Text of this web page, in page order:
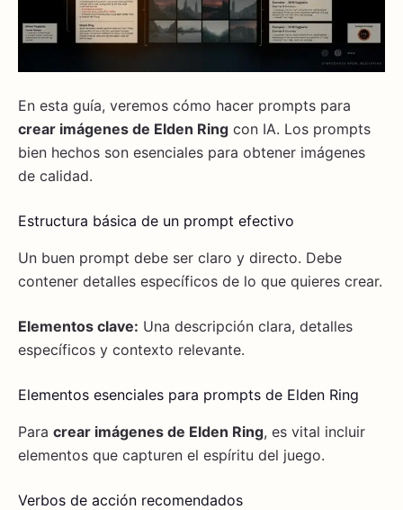
En esta guía, veremos cómo hacer prompts para
crear imágenes de Elden Ring con IA. Los prompts
bien hechos son esenciales para obtener imágenes
de calidad.
Estructura básica de un prompt efectivo
Un buen prompt debe ser claro y directo. Debe
contener detalles específicos de lo que quieres crear.
Elementos clave: Una descripción clara, detalles
específicos y contexto relevante.
Elementos esenciales para prompts de Elden Ring
Para crear imágenes de Elden Ring, es vital incluir
elementos que capturen el espíritu del juego.
Verbos de acción recomendados